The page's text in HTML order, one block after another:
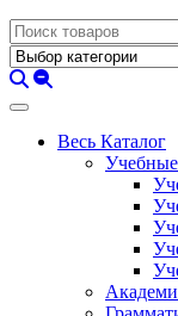
Весь Каталог